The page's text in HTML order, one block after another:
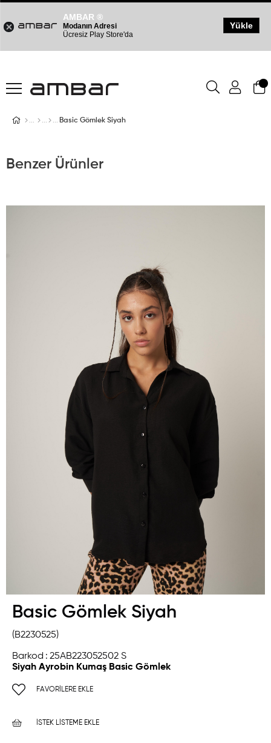
Basic Gömlek Siyah
Benzer Ürünler
Basic Gömlek Siyah
(B2230525)
Barkod : 25AB223052502 S
Siyah Ayrobin Kumaş Basic Gömlek
FAVORILERE EKLE
İSTEK LISTEME EKLE
AMBAR ®
Modanın Adresi
Ücresiz Play Store'da
Yükle